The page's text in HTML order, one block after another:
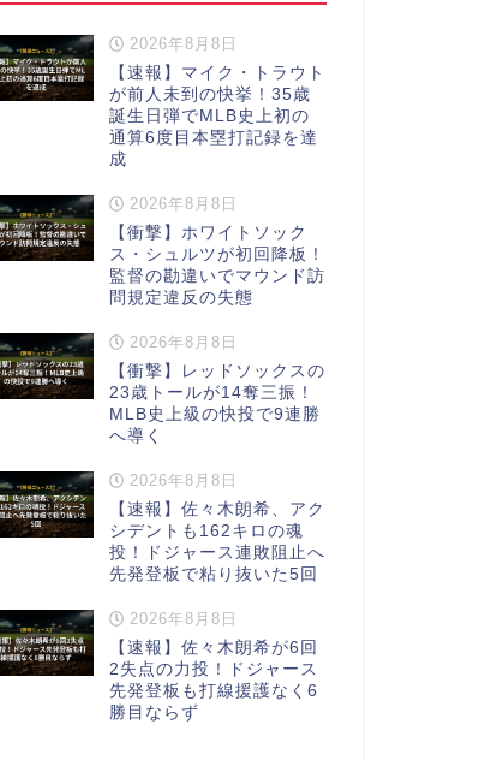
2026年8月8日
【速報】マイク・トラウト
が前人未到の快挙！35歳
誕生日弾でMLB史上初の
通算6度目本塁打記録を達
成
2026年8月8日
【衝撃】ホワイトソック
ス・シュルツが初回降板！
監督の勘違いでマウンド訪
問規定違反の失態
2026年8月8日
【衝撃】レッドソックスの
23歳トールが14奪三振！
MLB史上級の快投で9連勝
へ導く
2026年8月8日
【速報】佐々木朗希、アク
シデントも162キロの魂
投！ドジャース連敗阻止へ
先発登板で粘り抜いた5回
2026年8月8日
【速報】佐々木朗希が6回
2失点の力投！ドジャース
先発登板も打線援護なく6
勝目ならず